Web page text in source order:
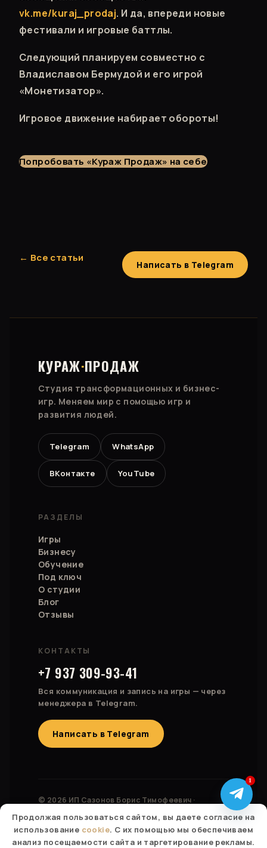
vk.me/kuraj_prodaj. И да, впереди новые
фестивали и игровые баттлы.
Следующий планируем совместно с
Владиславом Бермудой и его игрой
«Монетизатор».
Игровое движение набирает обороты!
Попробовать «Кураж Продаж» на себе
← Все статьи
Написать в Telegram
КУРАЖ·ПРОДАЖ
Студия трансформационных и бизнес-
игр. Меняем мир с помощью игр и
развития людей.
Telegram WhatsApp
ВКонтакте YouTube
РАЗДЕЛЫ
Игры
Бизнесу
Обучение
Под ключ
О студии
Блог
Отзывы
КОНТАКТЫ
+7 937 309-93-41
Вся коммуникация и запись на игры — через
менеджера в Telegram.
Написать в Telegram
© 2026 ИП Сазонов Борис Тимофеевич ·
ОГРНИП 323028000174827
Россия · Казахстан · Израиль · Беларусь · Турция ·
Продолжая пользоваться сайтом, вы даете согласие на
использование cookie. С их помощью мы обеспечиваем
анализ посещаемости сайта и таргетирование рекламы.
1